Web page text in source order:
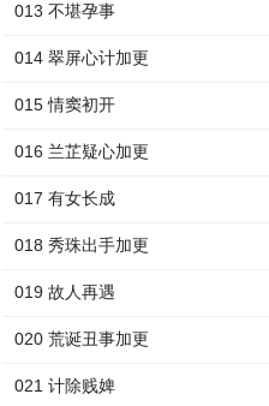
013 不堪孕事
014 翠屏心计加更
015 情窦初开
016 兰芷疑心加更
017 有女长成
018 秀珠出手加更
019 故人再遇
020 荒诞丑事加更
021 计除贱婢